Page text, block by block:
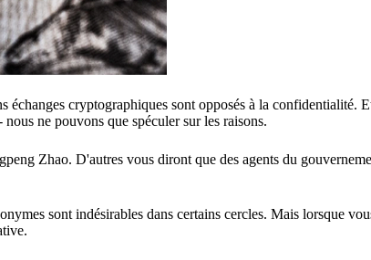
échanges cryptographiques sont opposés à la confidentialité.
ne pouvons que spéculer sur les raisons.
Zhao. D'autres vous diront que des agents du
sont indésirables dans certains cercles. Mais lorsque